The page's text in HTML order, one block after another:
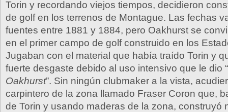
Torin y recordando viejos tiempos, decidieron
de golf en los terrenos de Montague. Las fechas
fuentes entre 1881 y 1884, pero Oakhurst se
en el primer campo de golf construido en los
Jugaban con el material que había traído Torin y
fuerte desgaste debido al uso intensivo que le dio “
Oakhurst”. Sin ningún clubmaker a la vista,
carpintero de la zona llamado Fraser Coron que,
de Torin y usando maderas de la zona, construyó